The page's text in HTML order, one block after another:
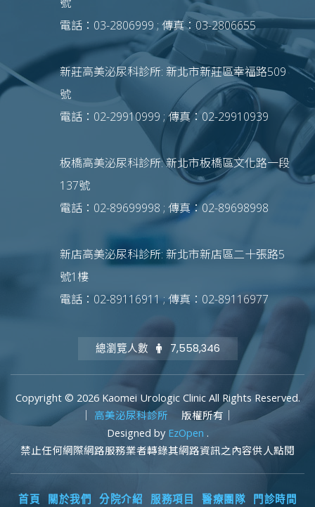
電話：03-2806999 ; 傳真：03-2806655
新莊高美泌尿科診所: 新北市新莊區幸福路509
號
電話：02-29910999 ; 傳真：02-29910939
板橋高美泌尿科診所: 新北市板橋區文化路一段
137號
電話：02-89699998 ; 傳真：02-89698998
新店高美泌尿科診所: 新北市新店區二十張路5
號1樓
電話：02-89116911 ; 傳真：02-89116977
總瀏覽人數 7,558,346
Copyright © 2026 Kaomei Urologic Clinic All Rights Reserved.
高美泌尿科診所
版權所有｜
Designed by EzOpen .
禁止任何網際網路服務業者轉錄其網路資訊之內容供人點閱
首頁 關於我們 分院介紹 服務項目 醫療團隊 門診時間